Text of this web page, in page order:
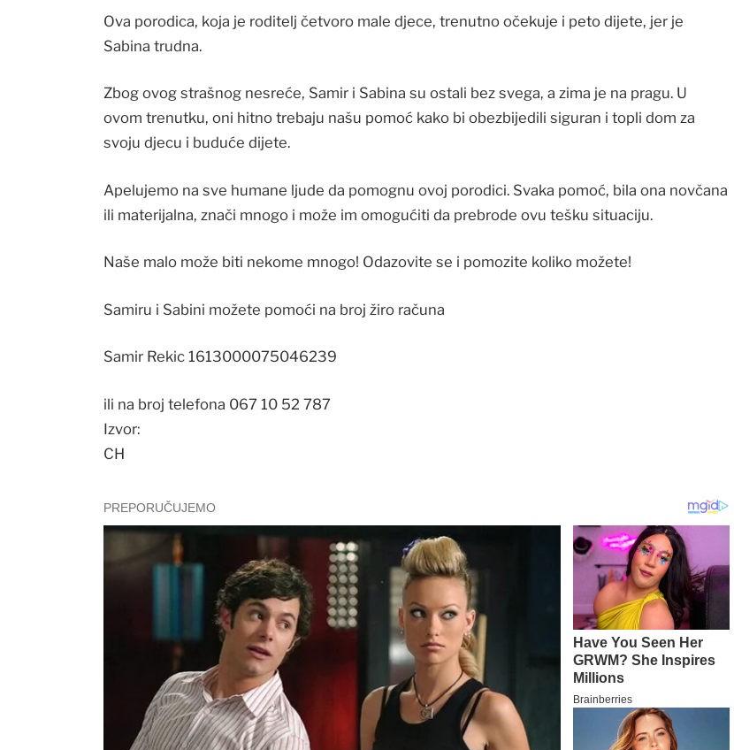
Ova porodica, koja je roditelj četvoro male djece, trenutno očekuje i peto dijete, jer je
Sabina trudna.
Zbog ovog strašnog nesreće, Samir i Sabina su ostali bez svega, a zima je na pragu. U
ovom trenutku, oni hitno trebaju našu pomoć kako bi obezbijedili siguran i topli dom za
svoju djecu i buduće dijete.
Apelujemo na sve humane ljude da pomognu ovoj porodici. Svaka pomoć, bila ona novčana
ili materijalna, znači mnogo i može im omogućiti da prebrode ovu tešku situaciju.
Naše malo može biti nekome mnogo! Odazovite se i pomozite koliko možete!
Samiru i Sabini možete pomoći na broj žiro računa
Samir Rekic 1613000075046239
ili na broj telefona 067 10 52 787
Izvor:
CH